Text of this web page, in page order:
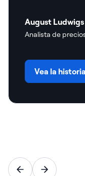
August Ludwigs
Analista de
Vea la